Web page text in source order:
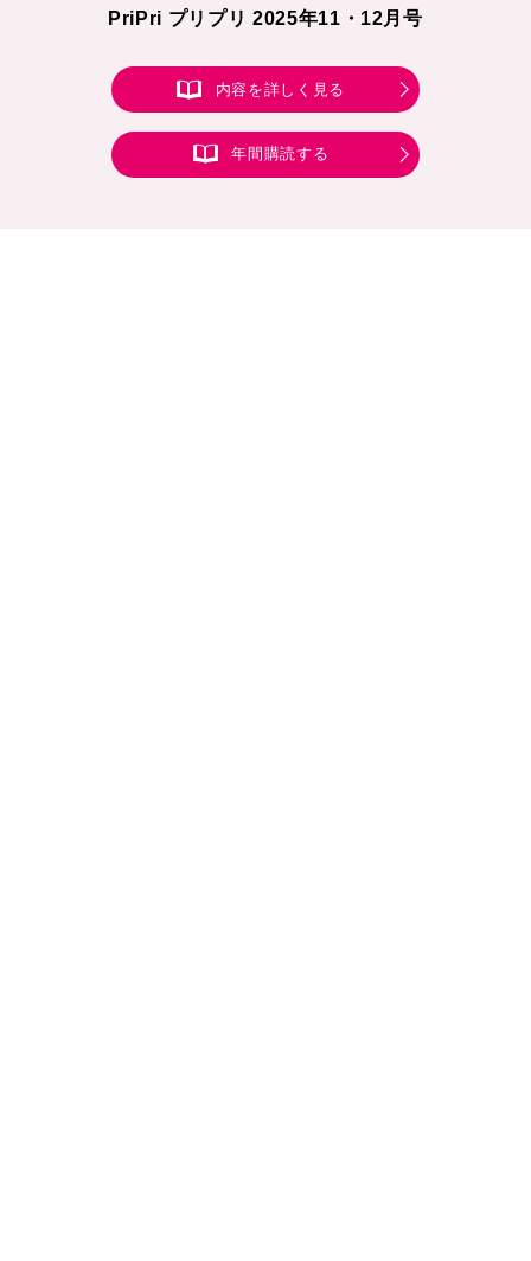
PriPri プリプリ 2025年11・12月号
内容を詳しく見る
年間購読する